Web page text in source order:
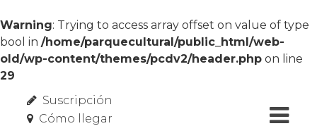
Warning: Trying to access array offset on value of type
bool in /home/parquecultural/public_html/web-
old/wp-content/themes/pcdv2/header.php on line
29
Suscripción
Cómo llegar